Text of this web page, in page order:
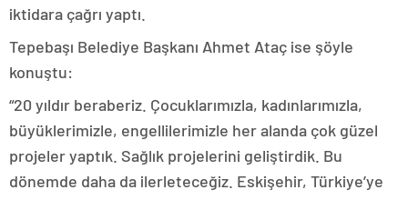
iktidara çağrı yaptı.
Tepebaşı Belediye Başkanı Ahmet Ataç ise şöyle
konuştu:
“20 yıldır beraberiz. Çocuklarımızla, kadınlarımızla,
büyüklerimizle, engellilerimizle her alanda çok güzel
projeler yaptık. Sağlık projelerini geliştirdik. Bu
dönemde daha da ilerleteceğiz. Eskişehir, Türkiye’ye